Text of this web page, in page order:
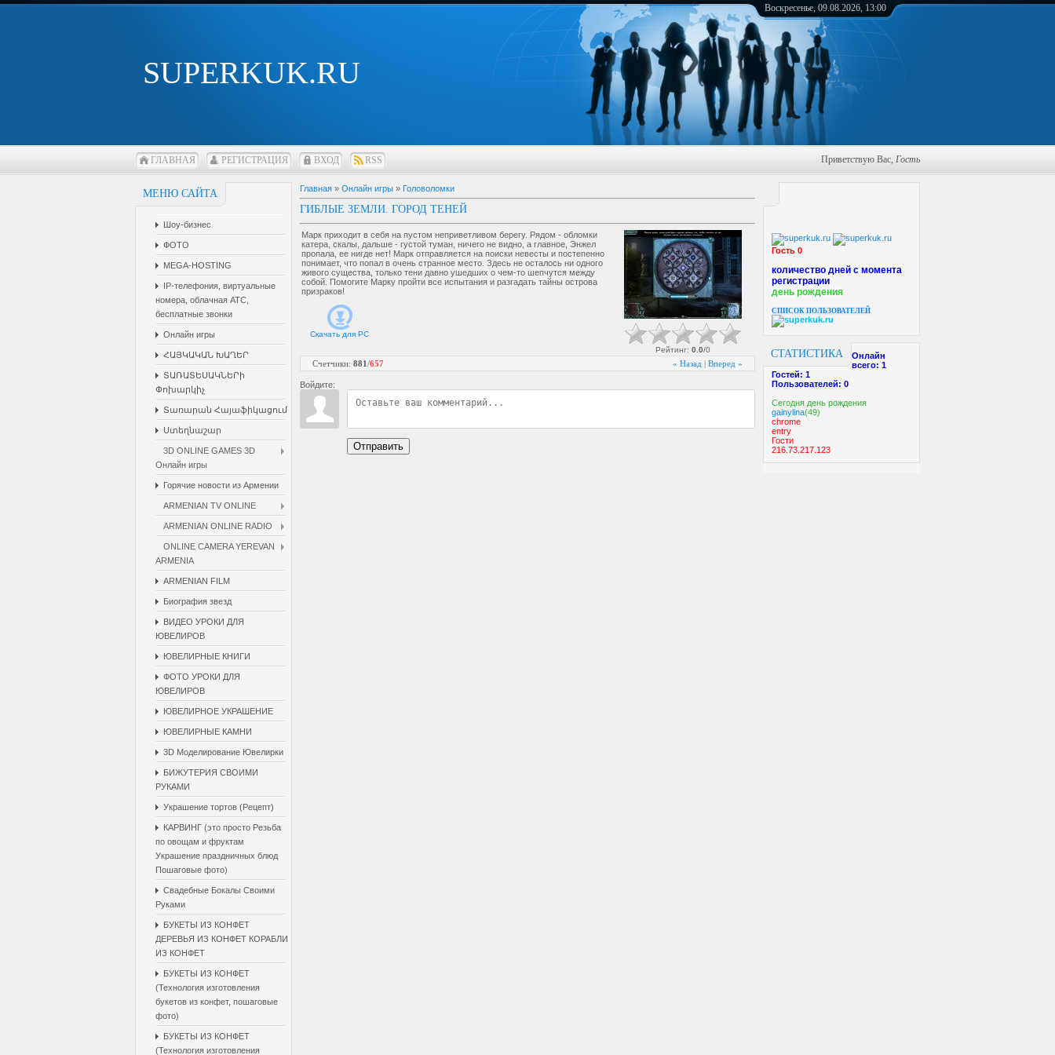
SUPERKUK.RU
Воскресенье, 09.08.2026, 13:00
ГЛАВНАЯ РЕГИСТРАЦИЯ ВХОД RSS Приветствую Вас, Гость
МЕНЮ САЙТА
Шоу-бизнес
ФОТО
MEGA-HOSTING
IP-телефония, виртуальные
номера, облачная АТС,
бесплатные звонки
Онлайн игры
ՀԱՅԿԱԿԱՆ ԽԱՂԵՐ
ՏԱՌԱՏԵՍԱԿՆԵՐի
Փոխարկիչ
Տառարան Հայաֆիկացում
Ստեղնաշար
3D ONLINE GAMES 3D
Онлайн игры
Горячие новости из Армении
ARMENIAN TV ONLINE
ARMENIAN ONLINE RADIO
ONLINE CAMERA YEREVAN
ARMENIA
ARMENIAN FILM
Биография звезд
ВИДЕО УРОКИ ДЛЯ
ЮВЕЛИРОВ
ЮВЕЛИРНЫЕ КНИГИ
ФОТО УРОКИ ДЛЯ
ЮВЕЛИРОВ
ЮВЕЛИРНОЕ УКРАШЕНИЕ
ЮВЕЛИРНЫЕ КАМНИ
3D Моделирование Ювелирки
БИЖУТЕРИЯ СВОИМИ
РУКАМИ
Украшение тортов (Рецепт)
КАРВИНГ (это просто Резьба
по овощам и фруктам
Украшение праздничных блюд
Пошаговые фото)
Свадебные Бокалы Cвоими
Pуками
БУКЕТЫ ИЗ КОНФЕТ
ДЕРЕВЬЯ ИЗ КОНФЕТ КОРАБЛИ
ИЗ КОНФЕТ
БУКЕТЫ ИЗ КОНФЕТ
(Технология изготовления
букетов из конфет, пошаговые
фото)
БУКЕТЫ ИЗ КОНФЕТ
(Технология изготовления
Гость 0
количество дней с момента
регистрации
день рождения
СПИСОК ПОЛЬЗОВАТЕЛЕЙ
СТАТИСТИКА
Онлайн
всего: 1
Гостей: 1
Пользователей: 0
Cегодня день рождения
gainylina(49)
chrome
entry
Гости
216.73.217.123
Главная » Онлайн игры » Головоломки
ГИБЛЫЕ ЗЕМЛИ. ГОРОД ТЕНЕЙ
Марк приходит в себя на пустом неприветливом берегу. Рядом - обломки
катера, скалы, дальше - густой туман, ничего не видно, а главное, Энжел
пропала, ее нигде нет! Марк отправляется на поиски невесты и постепенно
понимает, что попал в очень странное место. Здесь не осталось ни одного
живого существа, только тени давно ушедших о чем-то шепчутся между
собой. Помогите Марку пройти все испытания и разгадать тайны острова
призраков!
Скачать для PC
Рейтинг: 0.0/0
« Назад | Вперед »
Счетчики: 881/657
Войдите:
Отправить